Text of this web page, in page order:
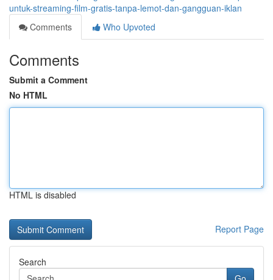
untuk-streaming-film-gratis-tanpa-lemot-dan-gangguan-iklan
Comments
Who Upvoted
Comments
Submit a Comment
No HTML
HTML is disabled
Report Page
Search